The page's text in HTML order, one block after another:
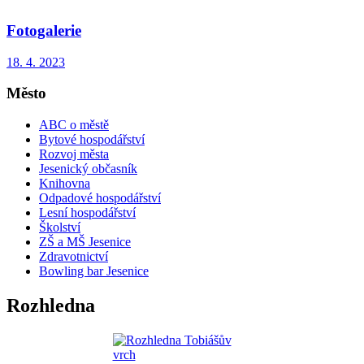
Fotogalerie
18. 4. 2023
Město
ABC o městě
Bytové hospodářství
Rozvoj města
Jesenický občasník
Knihovna
Odpadové hospodářství
Lesní hospodářství
Školství
ZŠ a MŠ Jesenice
Zdravotnictví
Bowling bar Jesenice
Rozhledna